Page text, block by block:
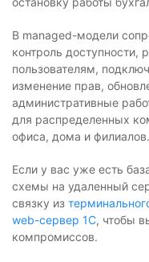
В managed-модели
контроль доступности,
пользователям,
изменение прав,
административные
для распределенных
офиса, дома и филиалов.
Если у вас уже есть
схемы на удаленный
связку из
web-сервер 1С, чтобы
компромиссов.